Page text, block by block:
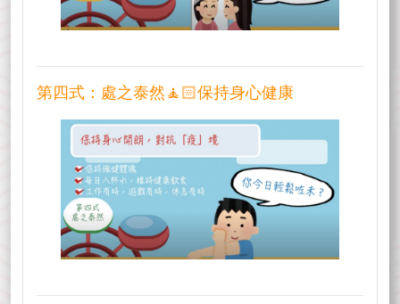
第四式：處之泰然🧘🏻保持身心健康